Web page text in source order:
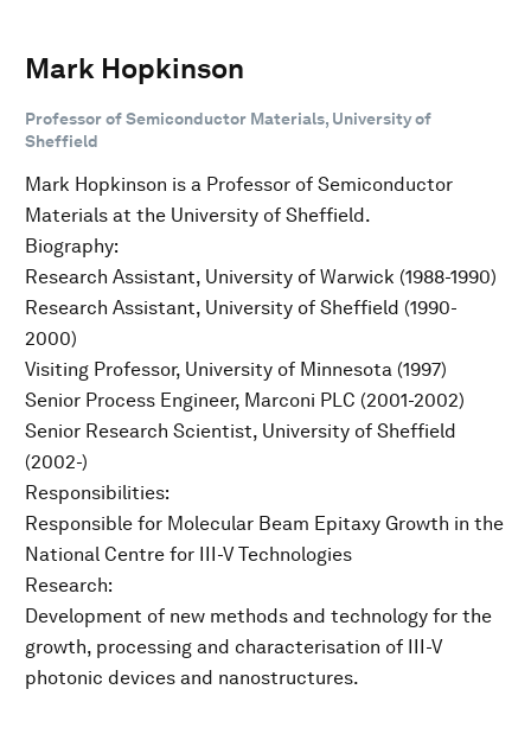
Mark Hopkinson
Professor of Semiconductor Materials, University of
Sheffield
Mark Hopkinson is a Professor of Semiconductor
Materials at the University of Sheffield.
Biography:
Research Assistant, University of Warwick (1988-1990)
Research Assistant, University of Sheffield (1990-
2000)
Visiting Professor, University of Minnesota (1997)
Senior Process Engineer, Marconi PLC (2001-2002)
Senior Research Scientist, University of Sheffield
(2002-)
Responsibilities:
Responsible for Molecular Beam Epitaxy Growth in the
National Centre for III-V Technologies
Research:
Development of new methods and technology for the
growth, processing and characterisation of III-V
photonic devices and nanostructures.